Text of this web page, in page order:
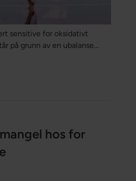
sensitive for oksidativt
på grunn av en ubalanse
i mannens reproduktive
hos for